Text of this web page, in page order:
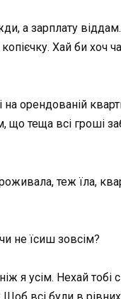
а зарплату
Хай би хоч
орендованій
теща всі гроші
теж їла,
не їсиш зовсім?
я усім. Нехай